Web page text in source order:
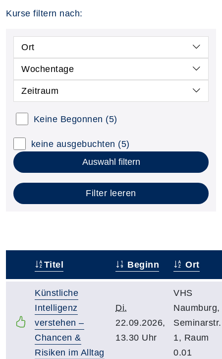
Kurse filtern nach:
Ort
Wochentage
Zeitraum
Keine Begonnen (5)
keine ausgebuchten (5)
Auswahl filtern
Filter leeren
Titel Beginn Ort
Künstliche
Intelligenz
verstehen –
Chancen &
Risiken im Alltag
Di.
22.09.2026,
13.30 Uhr
VHS
Naumburg,
Seminarstr.
1, Raum
0.01